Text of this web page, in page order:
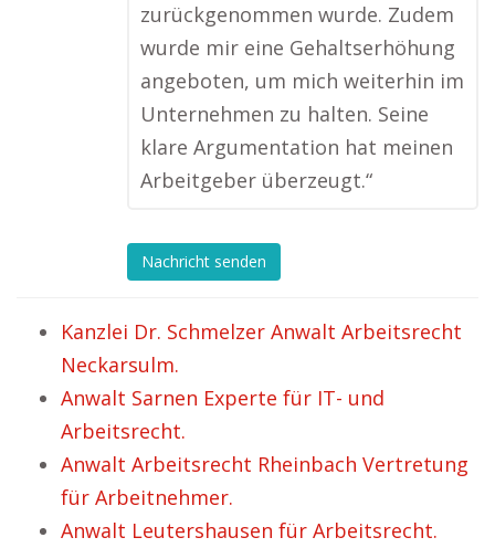
zurückgenommen wurde. Zudem
wurde mir eine Gehaltserhöhung
angeboten, um mich weiterhin im
Unternehmen zu halten. Seine
klare Argumentation hat meinen
Arbeitgeber überzeugt.“
Nachricht senden
Kanzlei Dr. Schmelzer Anwalt Arbeitsrecht
Neckarsulm.
Anwalt Sarnen Experte für IT- und
Arbeitsrecht.
Anwalt Arbeitsrecht Rheinbach Vertretung
für Arbeitnehmer.
Anwalt Leutershausen für Arbeitsrecht.